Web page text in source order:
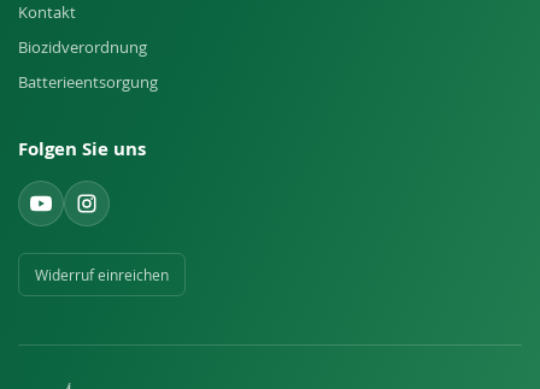
Kontakt
Biozidverordnung
Batterieentsorgung
Folgen Sie uns
Widerruf einreichen